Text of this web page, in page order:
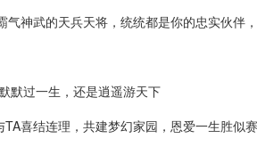
神武的天兵天将，统统都是你的忠实伙伴
默过一生，还是逍遥游天下
喜结连理，共建梦幻家园，恩爱一生胜似